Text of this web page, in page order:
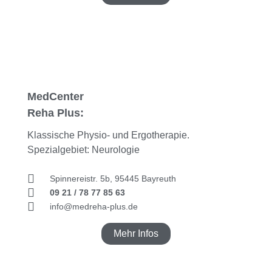
MedCenter
Reha Plus:
Klassische Physio- und Ergotherapie.
Spezialgebiet: Neurologie
Spinnereistr. 5b, 95445 Bayreuth
09 21 / 78 77 85 63
info@medreha-plus.de
Mehr Infos